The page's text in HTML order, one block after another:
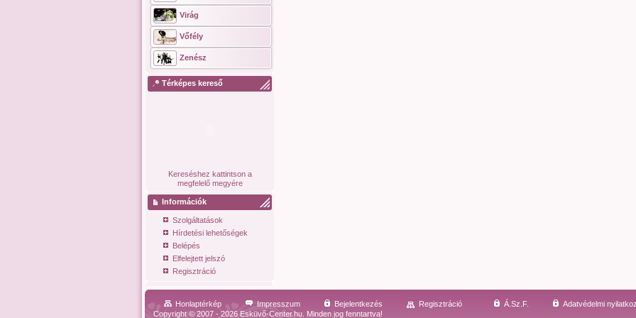
Virág
Vőfély
Zenész
Térképes kereső
Kereséshez kattintson a
megfelelő megyére
Információk
Szolgáltatások
Hírdetési lehetőségek
Belépés
Elfelejtett jelszó
Regisztráció
Honlaptérkép Impresszum Bejelentkezés Regisztráció Á.Sz.F.
Adatvédelmi
Copyright © 2007 - 2026 Esküvő-Center.hu. Minden jog fenntartva!